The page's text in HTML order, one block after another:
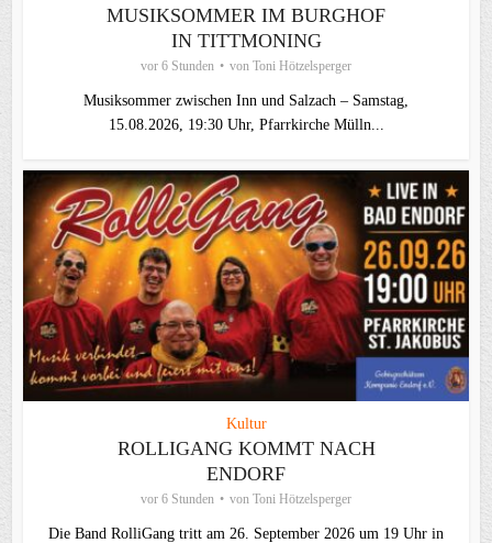
MUSIKSOMMER IM BURGHOF
IN TITTMONING
vor 6 Stunden von Toni Hötzelsperger
Musiksommer zwischen Inn und Salzach – Samstag,
15.08.2026, 19:30 Uhr, Pfarrkirche Mülln...
Kultur
ROLLIGANG KOMMT NACH
ENDORF
vor 6 Stunden von Toni Hötzelsperger
Die Band RolliGang tritt am 26. September 2026 um 19 Uhr in